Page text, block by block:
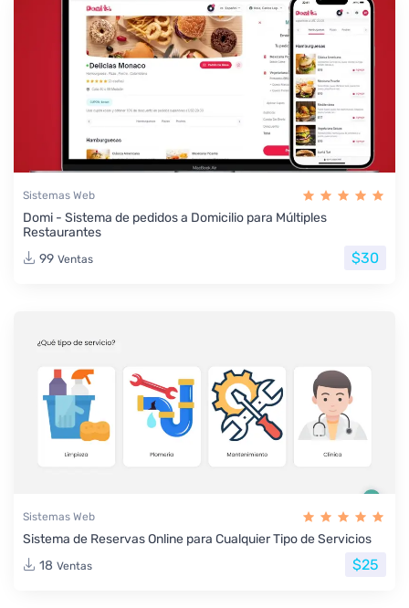
Sistemas Web
Domi - Sistema de pedidos a Domicilio para Múltiples
Restaurantes
99 Ventas $30
Sistemas Web
Sistema de Reservas Online para Cualquier Tipo de Servicios
18 Ventas $25